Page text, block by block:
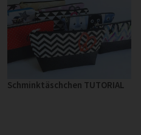
Schminktäschchen TUTORIAL